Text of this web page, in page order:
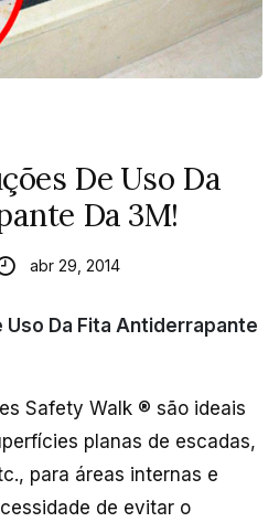
De Uso Da
Da 3M!
abr 29, 2014
Da Fita Antiderrapante
Safety Walk ® são ideais
planas de escadas,
para áreas internas e
de evitar o